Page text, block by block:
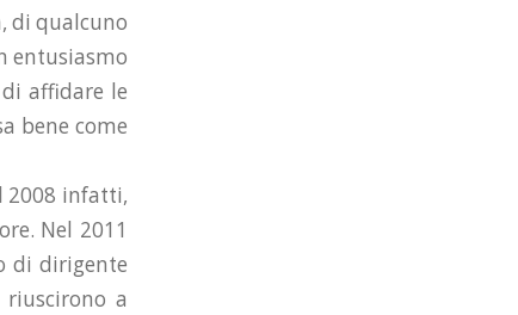
di qualcuno
entusiasmo
affidare le
bene come
2008 infatti,
Nel 2011
di dirigente
a